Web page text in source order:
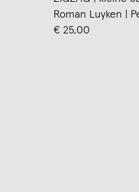
Roman Luyken |
€ 25,00